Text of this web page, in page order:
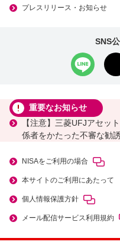
プレスリリース・お知らせ
SNS
重要なお知らせ
【注意】三菱UFJアセッ
係者をかたった不審な勧
NISAをご利用の場合
本サイトのご利用にあたって
個人情報保護方針
メール配信サービス利用規約